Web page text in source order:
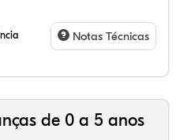
Notas Técnicas
de 0 a 5 anos